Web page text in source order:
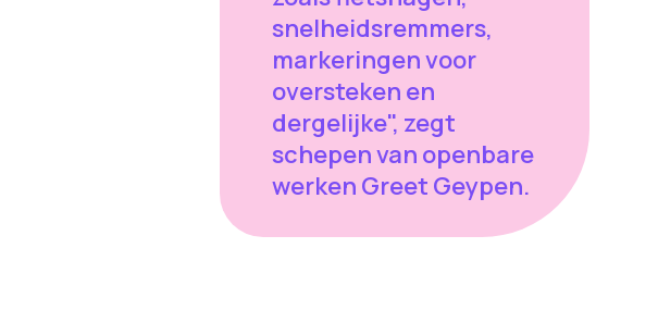
snelheidsremmers,
markeringen voor
oversteken en
dergelijke", zegt
schepen van openbare
werken Greet Geypen.